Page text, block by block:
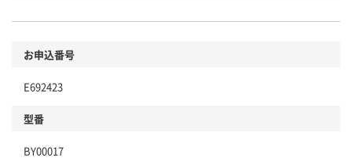
お申込番号
E692423
型番
BY00017